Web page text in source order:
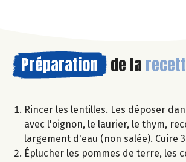
Préparation de la
Rincer les lentilles. Les déposer
avec l'oignon, le laurier, le thym,
largement d'eau (non salée). Cuire
Éplucher les pommes de terre, les